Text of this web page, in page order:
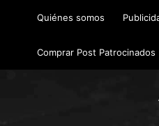
Quiénes somos
Comprar Post Patrocinados